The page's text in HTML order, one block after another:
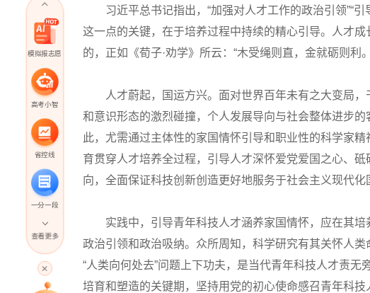
习近平总书记指出，“加强对人才工作的政治引领”“引
这一点的关键，在于培养过程中持续的精心引导。人才
的，正如《荀子·劝学》所云：“木受绳则直，金就砺则利
人才蔚起，国运方兴。面对世界百年未有之大变局，
和意识形态的激烈碰撞，个人发展导向与社会整体进步
此，尤需通过主体性的家国情怀引导和职业性的科学家
育贯穿人才培养全过程，引导人才深怀爱党爱国之心、
向，全面保证科技创新创造更好地服务于社会主义现代化
实践中，引导青年科技人才涵养家国情怀，应在其培
政治引领和政治吸纳。众所周知，科学研究有其关怀人
“人类向何处去”问题上下功夫，是当代青年科技人才责
培育和塑造的关键期，坚持用党的初心使命感召青年科
模拟报志愿
高考小智
省控线
一分一段
高考直播
查看更多